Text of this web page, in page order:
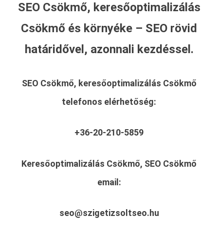
SEO Csökmő, keresőoptimalizálás
Csökmő és környéke – SEO rövid
határidővel, azonnali kezdéssel.
SEO Csökmő, keresőoptimalizálás Csökmő
telefonos elérhetőség:
+36-20-210-5859
Keresőoptimalizálás Csökmő, SEO Csökmő
email:
seo@szigetizsoltseo.hu